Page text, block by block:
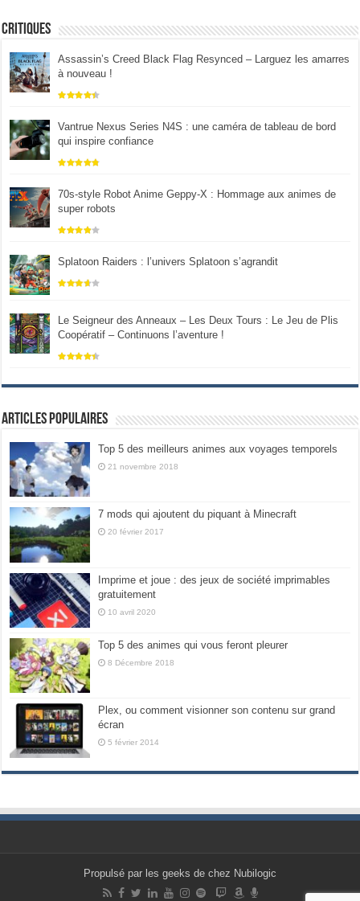
Critiques
Assassin’s Creed Black Flag Resynced – Larguez les amarres
à nouveau !
Vantrue Nexus Series N4S : une caméra de tableau de bord
qui inspire confiance
70s-style Robot Anime Geppy-X : Hommage aux animes de
super robots
Splatoon Raiders : l’univers Splatoon s’agrandit
Le Seigneur des Anneaux – Les Deux Tours : Le Jeu de Plis
Coopératif – Continuons l’aventure !
Articles populaires
Top 5 des meilleurs animes aux voyages temporels
21 novembre 2018
7 mods qui ajoutent du piquant à Minecraft
20 février 2017
Imprime et joue : des jeux de société imprimables
gratuitement
10 avril 2020
Top 5 des animes qui vous feront pleurer
8 Décembre 2018
Plex, ou comment visionner son contenu sur grand
écran
5 février 2014
Propulsé par les geeks de chez Nubilogic